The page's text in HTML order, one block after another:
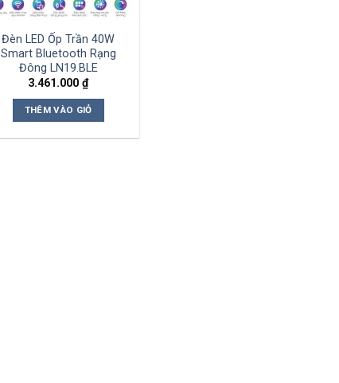
Đèn LED Ốp Trần 40W
Smart Bluetooth Rạng
Đông LN19.BLE
3.461.000₫
THÊM VÀO GIỎ